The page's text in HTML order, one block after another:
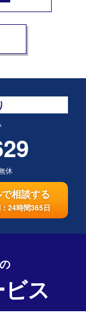
休
相談する
24時間365日
ス